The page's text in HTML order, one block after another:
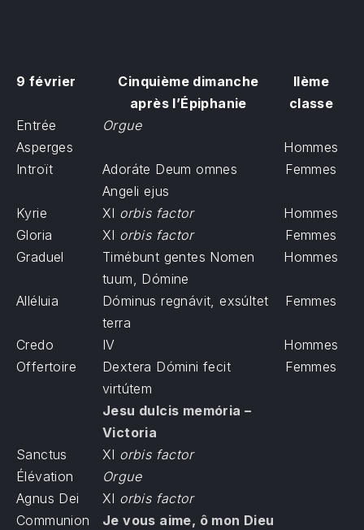
9 février
Cinquième dimanche
après l’Épiphanie
IIème
classe
Entrée
Orgue
Asperges
Hommes
Introït
Adoráte Deum omnes
Angeli ejus
Femmes
Kyrie XI orbis factor
Hommes
Gloria
XI orbis factor
Femmes
Graduel
Timébunt gentes Nomen
tuum, Dómine
Hommes
Alléluia
Dóminus regnávit, exsúltet
terra
Femmes
Credo IV
Hommes
Offertoire
Dextera Dómini fecit
virtútem
Femmes
Jesu dulcis memória –
Victoria
Sanctus
XI orbis factor
Élévation
Orgue
Agnus Dei
XI orbis factor
Communion
Je vous aime, ô mon Dieu